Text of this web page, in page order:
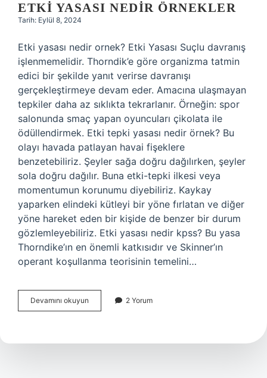
ETKI YASASI NEDIR ÖRNEKLER
Tarih: Eylül 8, 2024
Etki yasası nedir ornek? Etki Yasası Suçlu davranış
işlenmemelidir. Thorndik’e göre organizma tatmin
edici bir şekilde yanıt verirse davranışı
gerçekleştirmeye devam eder. Amacına ulaşmayan
tepkiler daha az sıklıkta tekrarlanır. Örneğin: spor
salonunda smaç yapan oyuncuları çikolata ile
ödüllendirmek. Etki tepki yasası nedir örnek? Bu
olayı havada patlayan havai fişeklere
benzetebiliriz. Şeyler sağa doğru dağılırken, şeyler
sola doğru dağılır. Buna etki-tepki ilkesi veya
momentumun korunumu diyebiliriz. Kaykay
yaparken elindeki kütleyi bir yöne fırlatan ve diğer
yöne hareket eden bir kişide de benzer bir durum
gözlemleyebiliriz. Etki yasası nedir kpss? Bu yasa
Thorndike’ın en önemli katkısıdır ve Skinner’ın
operant koşullanma teorisinin temelini…
Devamını okuyun
Yasası
2 Yorum